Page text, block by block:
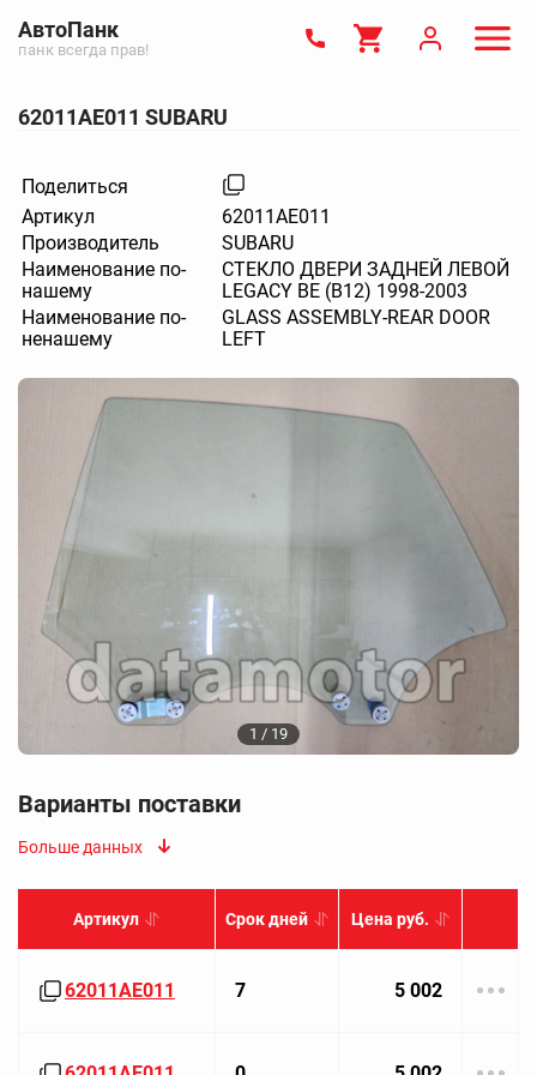
АвтоПанк
панк всегда прав!
62011AE011 SUBARU
Поделиться
Артикул
62011AE011
Производитель
SUBARU
Наименование по-
нашему
СТЕКЛО ДВЕРИ ЗАДНЕЙ ЛЕВОЙ
LEGACY BE (B12) 1998-2003
Наименование по-
ненашему
GLASS ASSEMBLY-REAR DOOR
LEFT
1 / 19
Варианты поставки
Больше данных
Артикул Срок дней Цена руб.
62011AE011 7 5 002